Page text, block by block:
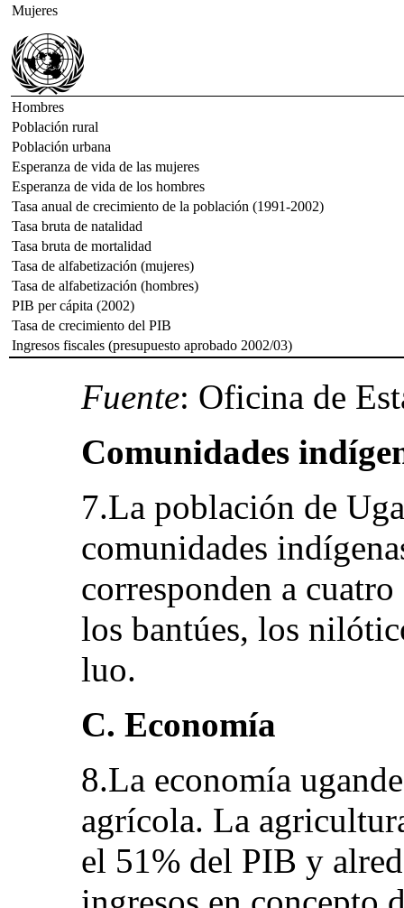
Mujeres
Hombres
Población rural
Población urbana
Esperanza de vida de las mujeres
Esperanza de vida de los hombres
Tasa anual de crecimiento de la población (1991-2002)
Tasa bruta de natalidad
Tasa bruta de mortalidad
Tasa de alfabetización (mujeres)
Tasa de alfabetización (hombres)
PIB per cápita (2002)
Tasa de crecimiento del PIB
Ingresos fiscales (presupuesto aprobado 2002/03)
Fuente: Oficina de
Comunidades
7.La población de
comunidades
corresponden a
los bantúes, los
luo.
C. Economía
8.La economía
agrícola. La
el 51% del PIB y